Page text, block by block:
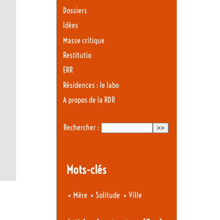
Dossiers
Idées
Masse critique
Restitutio
ERR
Résidences : le labo
A propos de la RDR
Rechercher :
Mots-clés
• Mère • Solitude • Ville